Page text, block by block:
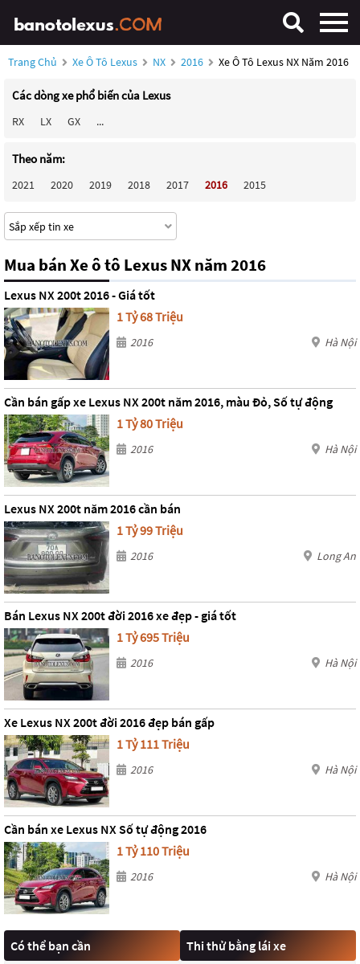
Trang Chủ Xe Ô Tô Lexus NX 2016 Xe Ô Tô Lexus NX Năm 2016
Các dòng xe phổ biến của Lexus
RX LX GX ...
Theo năm:
2021 2020 2019 2018 2017 2016 2015
Mua bán Xe ô tô Lexus NX năm 2016
Lexus NX 200t 2016 - Giá tốt
1 Tỷ 68 Triệu
2016 Hà Nội
Cần bán gấp xe Lexus NX 200t năm 2016, màu Đỏ, Số tự động
1 Tỷ 80 Triệu
2016 Hà Nội
Lexus NX 200t năm 2016 cần bán
1 Tỷ 99 Triệu
2016 Long An
Bán Lexus NX 200t đời 2016 xe đẹp - giá tốt
1 Tỷ 695 Triệu
2016 Hà Nội
Xe Lexus NX 200t đời 2016 đẹp bán gấp
1 Tỷ 111 Triệu
2016 Hà Nội
Cần bán xe Lexus NX Số tự động 2016
1 Tỷ 110 Triệu
2016 Hà Nội
Có thể bạn cần Thi thử bằng lái xe